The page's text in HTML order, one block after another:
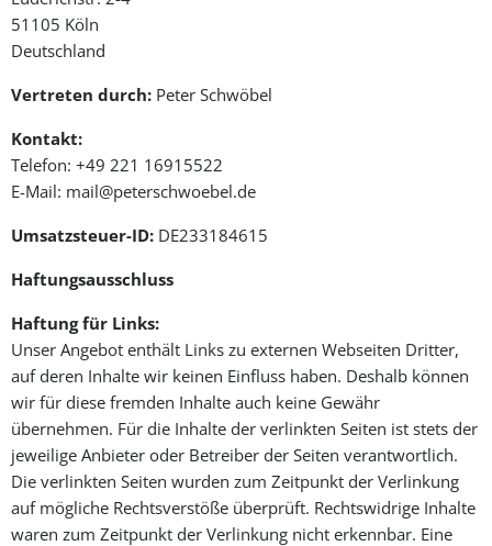
51105 Köln
Deutschland
Vertreten durch: Peter Schwöbel
Kontakt:
Telefon: +49 221 16915522
E-Mail: mail@peterschwoebel.de
Umsatzsteuer-ID: DE233184615
Haftungsausschluss
Haftung für Links:
Unser Angebot enthält Links zu externen Webseiten Dritter,
auf deren Inhalte wir keinen Einfluss haben. Deshalb können
wir für diese fremden Inhalte auch keine Gewähr
übernehmen. Für die Inhalte der verlinkten Seiten ist stets der
jeweilige Anbieter oder Betreiber der Seiten verantwortlich.
Die verlinkten Seiten wurden zum Zeitpunkt der Verlinkung
auf mögliche Rechtsverstöße überprüft. Rechtswidrige Inhalte
waren zum Zeitpunkt der Verlinkung nicht erkennbar. Eine